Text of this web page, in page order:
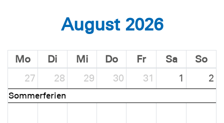
August 2026
Mo Di Mi Do Fr Sa
So
27
Sommerferien
28 29 30 31 1 2